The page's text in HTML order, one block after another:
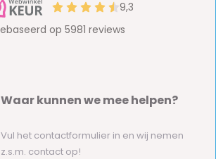
Waar kunnen we mee helpen?
Vul het contactformulier in en wij nemen
z.s.m. contact op!